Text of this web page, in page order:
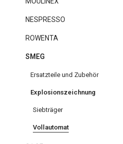
NESPRESSO
ROWENTA
SMEG
Ersatzteile und Zubehör
Explosionszeichnung
Siebträger
Vollautomat